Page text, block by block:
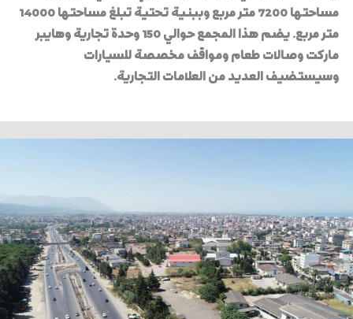
مساحتها 7200 متر مربع وببنية تحتية تبلغ مساحتها 14000
متر مربع. يضم هذا المجمع حوالي 150 وحدة تجارية وهايبر
ماركت وصالات طعام ومواقف مخصصة للسيارات
وسيستضيف العديد من العلامات التجارية.